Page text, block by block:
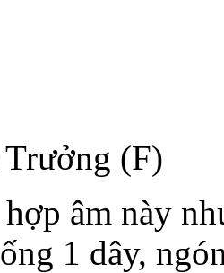
Trưởng (F)
âm này
1 dây,